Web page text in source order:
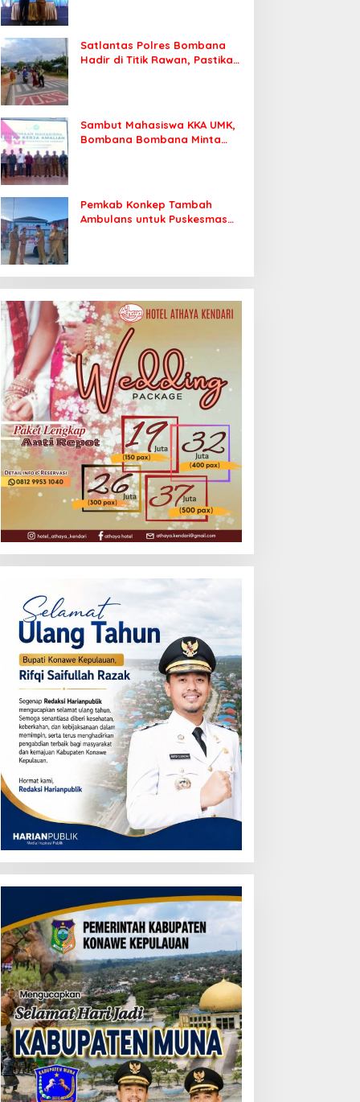
Satlantas Polres Bombana
Hadir di Titik Rawan, Pastikan
Sambut Mahasiswa KKA UMK,
Bombana Bombana Minta
Pemkab Konkep Tambah
Ambulans untuk Puskesmas